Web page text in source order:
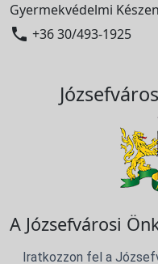
Gyermekvédelmi
 +36 30/493-1925
A Józsefvárosi
Iratkozzon fel a